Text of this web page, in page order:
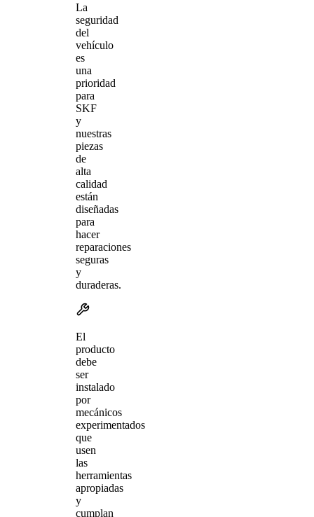
La
seguridad
del
vehículo
es
una
prioridad
para
SKF
y
nuestras
piezas
de
alta
calidad
están
diseñadas
para
hacer
reparaciones
seguras
y
duraderas.
El
producto
debe
ser
instalado
por
mecánicos
experimentados
que
usen
las
herramientas
apropiadas
y
cumplan